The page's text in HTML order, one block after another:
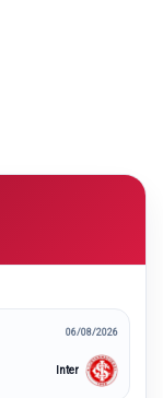
06/08/2026
Inter